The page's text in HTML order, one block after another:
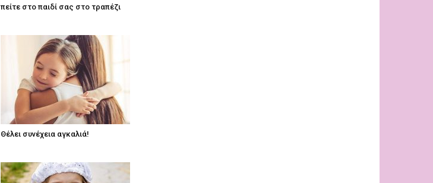
πείτε στο παιδί σας στο τραπέζι
Θέλει συνέχεια αγκαλιά!